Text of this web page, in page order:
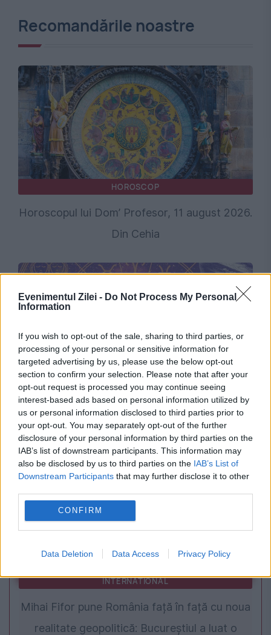
Evenimentul Zilei - Do Not Process My Personal
Information
If you wish to opt-out of the sale, sharing to third parties, or
processing of your personal or sensitive information for
targeted advertising by us, please use the below opt-out
section to confirm your selection. Please note that after your
opt-out request is processed you may continue seeing
interest-based ads based on personal information utilized by
us or personal information disclosed to third parties prior to
your opt-out. You may separately opt-out of the further
disclosure of your personal information by third parties on the
IAB’s list of downstream participants. This information may
also be disclosed by us to third parties on the IAB’s List of
Downstream Participants that may further disclose it to other
CONFIRM
Data Deletion Data Access Privacy Policy
Recomandările noastre
HOROSCOP
Horoscopul lui Dom’ Profesor, 11 august 2026.
Din Cehia
HOROSCOP
Horoscopul lui Dom’ Profesor, 10 august
2026. Particula lui Dumnezeu
INTERNATIONAL
Mihai Fifor pune România față în față cu noua
realitate geopolitică: Bucureștiul a luat o